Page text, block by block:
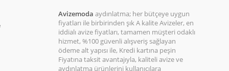
Avizemoda aydınlatma; her bütçeye uygun
fiyatları ile birbirinden şık A kalite Avizeler, en
iddialı avize fiyatları, tamamen müşteri odaklı
hizmet, %100 güvenli alışveriş sağlayan
ödeme alt yapısı ile, Kredi kartına peşin
Fiyatına taksit avantajıyla, kaliteli avize ve
aydınlatma ürünlerini kullanıcılara